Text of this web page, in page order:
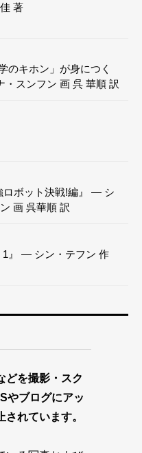
著
のキホン」が身につく
スンフン 画 呉 華順 訳
ロボット決戦!編』 — シ
画 呉華順 訳
1』 — シン・テフン 作
どを撮影・スク
やブログにアッ
れています。